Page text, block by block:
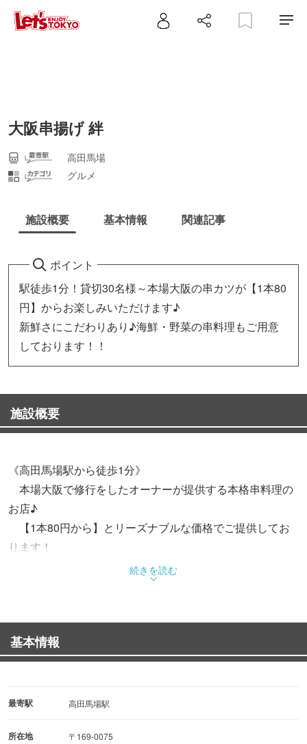
大阪串揚げ 絆
高田馬場
グルメ
施設概要 基本情報 関連記事
ポイント
駅徒歩1分！貸切30名様～本場大阪の串カツが【1本80
円】からお楽しみいただけます♪
新鮮さにこだわりあり♪海鮮・野菜の串料理もご用意
しております！！
施設概要
《高田馬場駅から徒歩1分》
本場大阪で修行をしたオーナーが提供する本格串料理の
お店♪
【1本80円から】とリーズナブルな価格でご提供してお
ります！
串料理は種類も豊富！お気に入りの串料理を見つけてく
◆ハッピーアワー（18：00まで）
生ビール・ハイボール・サワー・ソフトドリンク 1杯
200円！！
◆ランチ営業やってます！
続きを読む
基本情報
最寄駅 高田馬場駅
所在地
〒169-0075